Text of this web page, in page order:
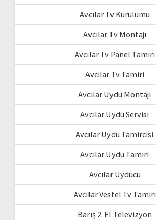
Avcılar Tv Kurulumu
Avcılar Tv Montajı
Avcılar Tv Panel Tamiri
Avcılar Tv Tamiri
Avcılar Uydu Montajı
Avcılar Uydu Servisi
Avcılar Uydu Tamircisi
Avcılar Uydu Tamiri
Avcılar Uyducu
Avcılar Vestel Tv Tamiri
Barış 2. El Televizyon